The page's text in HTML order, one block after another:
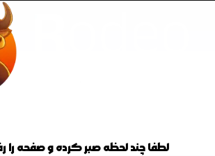
لطفا چند لحظه صبر کرده و صفحه را